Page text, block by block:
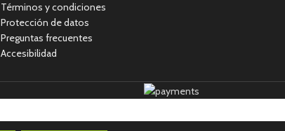
Términos y condiciones
Protección de datos
Preguntas frecuentes
Accesibilidad